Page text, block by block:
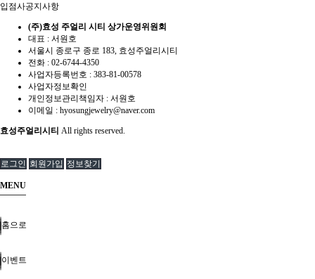
입점사공지사항
(주)효성 주얼리 시티 상가운영위원회
대표 : 서원호
서울시 종로구 종로 183, 효성주얼리시티
전화 : 02-6744-4350
사업자등록번호 : 383-81-00578
사업자정보확인
개인정보관리책임자 : 서원호
이메일 : hyosungjewelry@naver.com
효성주얼리시티 All rights reserved.
로그인 회원가입 정보찾기
MENU
홈으로
이벤트